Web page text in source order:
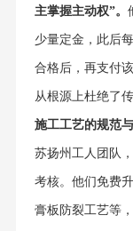
主掌握主动权”。
少量定金，此后
合格后，再支付
从根源上杜绝了
施工工艺的规范
苏扬州工人团队
考核。他们免费
膏板防裂工艺等